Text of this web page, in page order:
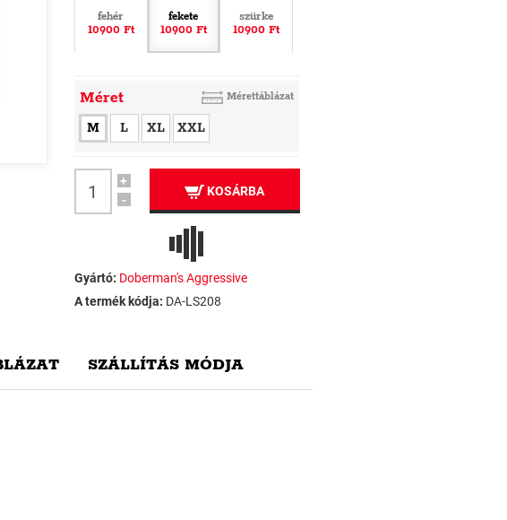
fehér
10900 Ft
fekete
10900 Ft
szürke
10900 Ft
Méret Mérettáblázat
M L XL XXL
+
-
KOSÁRBA
Gyártó: Doberman's Aggressive
A termék kódja: DA-LS208
SZÁLLÍTÁS MÓDJA